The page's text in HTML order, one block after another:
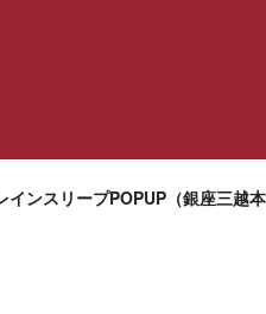
インスリープPOPUP（銀座三越